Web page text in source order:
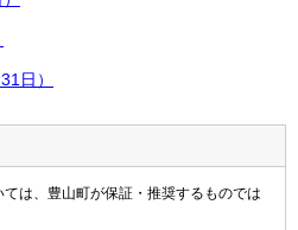
日）
は、豊山町が保証・推奨するものでは